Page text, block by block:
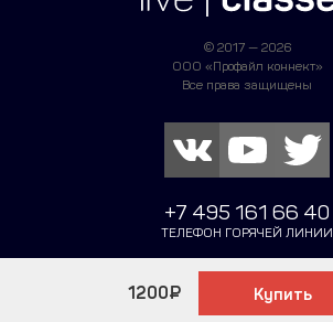
1200 Купить
© 2017 — 2026
ООО «Профайл коннект»
Все права защищены
+7 495 161 66 40
ТЕЛЕФОН ГОРЯЧЕЙ ЛИНИИ
Написать в поддержку